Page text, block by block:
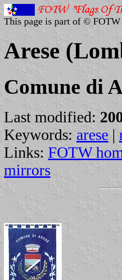
This page is part of ©
Arese
Comune di
Last modified:
Keywords: arese |
Links: FOTW
mirrors